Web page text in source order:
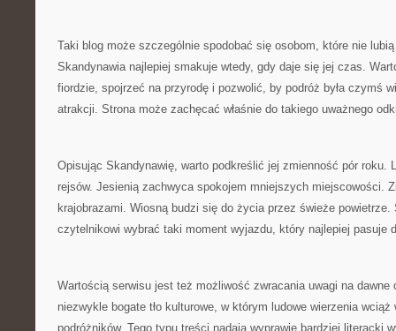
Taki blog może szczególnie spodobać się osobom, które nie
Skandynawia najlepiej smakuje wtedy, gdy daje się jej czas.
fiordzie, spojrzeć na przyrodę i pozwolić, by podróż była czymś
atrakcji. Strona może zachęcać właśnie do takiego uważnego
Opisując Skandynawię, warto podkreślić jej zmienność pór roku.
rejsów. Jesienią zachwyca spokojem mniejszych miejscowości.
krajobrazami. Wiosną budzi się do życia przez świeże powietrze.
czytelnikowi wybrać taki moment wyjazdu, który najlepiej pasuje
Wartością serwisu jest też możliwość zwracania uwagi na dawne
niezwykle bogate tło kulturowe, w którym ludowe wierzenia wciąż
podróżników. Tego typu treści nadają wyprawie bardziej literacki